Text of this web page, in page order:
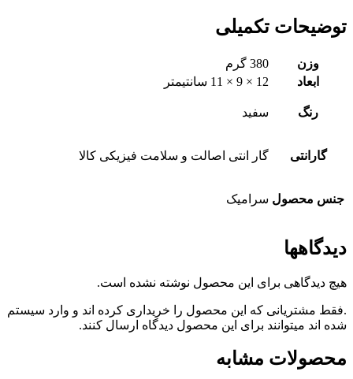
توضیحات تکمیلی
وزن
380 گرم
ابعاد
12 × 9 × 11 سانتیمتر
رنگ سفید
گارانتی گار انتی اصالت و سلامت فیزیکی کالا
جنس محصول سرامیک
دیدگاهها
هیچ دیدگاهی برای این محصول نوشته نشده است.
.فقط مشتریانی که این محصول را خریداری کرده اند و وارد سیستم
شده اند میتوانند برای این محصول دیدگاه ارسال کنند.
محصولات مشابه